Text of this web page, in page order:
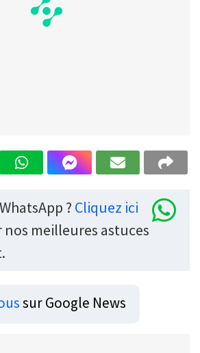
? Cliquez ici
meilleures astuces
sur Google News